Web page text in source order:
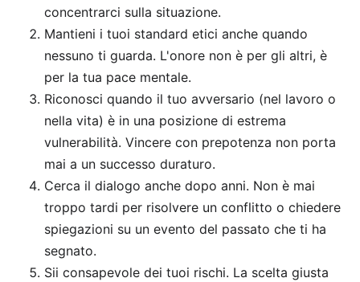
concentrarci sulla situazione.
Mantieni i tuoi standard etici anche quando
nessuno ti guarda. L'onore non è per gli altri, è
per la tua pace mentale.
Riconosci quando il tuo avversario (nel lavoro o
nella vita) è in una posizione di estrema
vulnerabilità. Vincere con prepotenza non porta
mai a un successo duraturo.
Cerca il dialogo anche dopo anni. Non è mai
troppo tardi per risolvere un conflitto o chiedere
spiegazioni su un evento del passato che ti ha
segnato.
Sii consapevole dei tuoi rischi. La scelta giusta